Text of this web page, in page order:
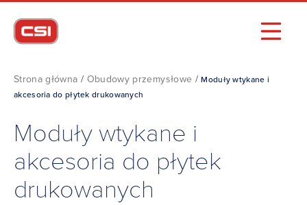
Strona główna / Obudowy przemysłowe /Moduły wtykane i
akcesoria do płytek drukowanych
Moduły wtykane i
akcesoria do płytek
drukowanych